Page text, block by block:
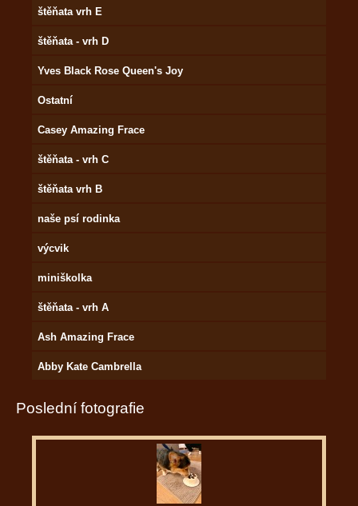
štěňata vrh E
štěňata - vrh D
Yves Black Rose Queen's Joy
Ostatní
Casey Amazing Frace
štěňata - vrh C
štěňata vrh B
naše psí rodinka
výcvik
miniškolka
štěňata - vrh A
Ash Amazing Frace
Abby Kate Cambrella
Poslední fotografie